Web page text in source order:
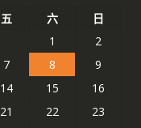
五 六
日
1
2
7 8
9
14 15
16
21 22
23